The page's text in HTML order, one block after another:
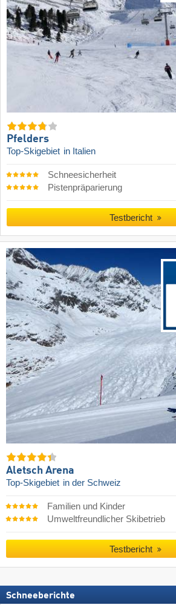
Pfelders
Top-Skigebiet in Italien
Schneesicherheit
Pistenpräparierung
Testbericht
Aletsch Arena
Top-Skigebiet in der Schweiz
Familien und Kinder
Umweltfreundlicher Skibetrieb
Testbericht
Schneeberichte